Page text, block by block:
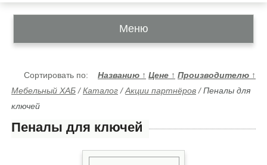
Меню
Сортировать по: Названию ↑ Цене ↑ Производителю ↑
Мебельный ХАБ /Каталог /Акции партнёров /Пеналы для
ключей
Пеналы для ключей